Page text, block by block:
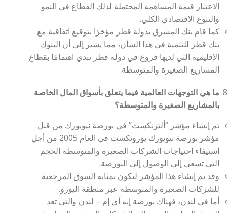
الاعتبار قيمة المساهمة المحتملة لذلك القطاع في النمو
والتنوع الاقتصادي الكلي.
كما قام بنك المشرق بدولة قطر مؤخرًا بتوقيع اتفاقية مع
بنك قطر للتنمية في هذا الشأن، مما يشير إلى أن البنوك
الإقليمية التي لديها فروع في دولة قطر تبدي اهتمامًا بقطاع
المشاريع الصغيرة والمتوسطة.
ما هي التوجهات العالمية فيما يتعلق بأسواق المال الخاصة
بالمشاريع الصغيرة والمتوسطة؟
تم إنشاء مؤشر “ألترنكست” في بورصة نيويورك من قبل
مؤشر بورصة نيويورك يورونكست في العام 2005 من أجل
استيفاء احتياجات الشركات الصغيرة والمتوسطة الحجم
التي تسعى إلى الوصول إلى البورصة.
وقد تم إنشاء هذا المؤشر ليكون بمثابة السوق المرجعية
للشركات الصغيرة والمتوسطة عبر منطقة اليورو.
أما في لندن، فهناك بورصة إيه آي إم – لندن والتي تعد